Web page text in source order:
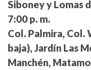
Siboney y Lomas
7:00 p. m.
Col. Palmira, Col.
baja), Jardín Las
Manchén,